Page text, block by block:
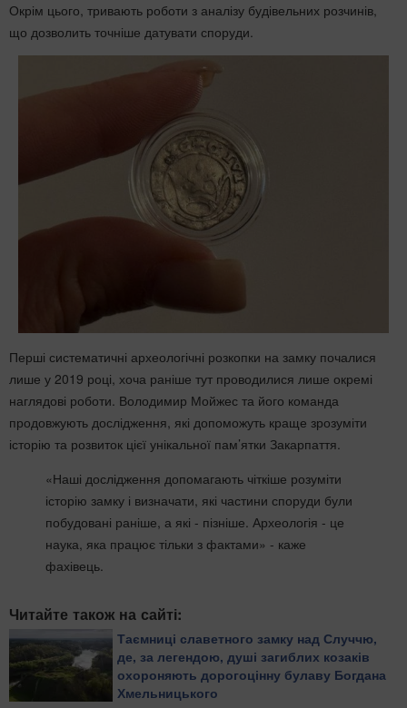
Окрім цього, тривають роботи з аналізу будівельних розчинів,
що дозволить точніше датувати споруди.
Перші систематичні археологічні розкопки на замку почалися
лише у 2019 році, хоча раніше тут проводилися лише окремі
наглядові роботи. Володимир Мойжес та його команда
продовжують дослідження, які допоможуть краще зрозуміти
історію та розвиток цієї унікальної пам’ятки Закарпаття.
«Наші дослідження допомагають чіткіше розуміти
історію замку і визначати, які частини споруди були
побудовані раніше, а які - пізніше. Археологія - це
наука, яка працює тільки з фактами» - каже
фахівець.
Читайте також на сайті:
Таємниці славетного замку над Случчю,
де, за легендою, душі загиблих козаків
охороняють дорогоцінну булаву Богдана
Хмельницького